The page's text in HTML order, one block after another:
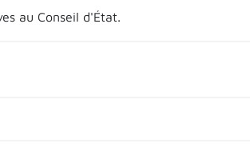
au Conseil d'État.